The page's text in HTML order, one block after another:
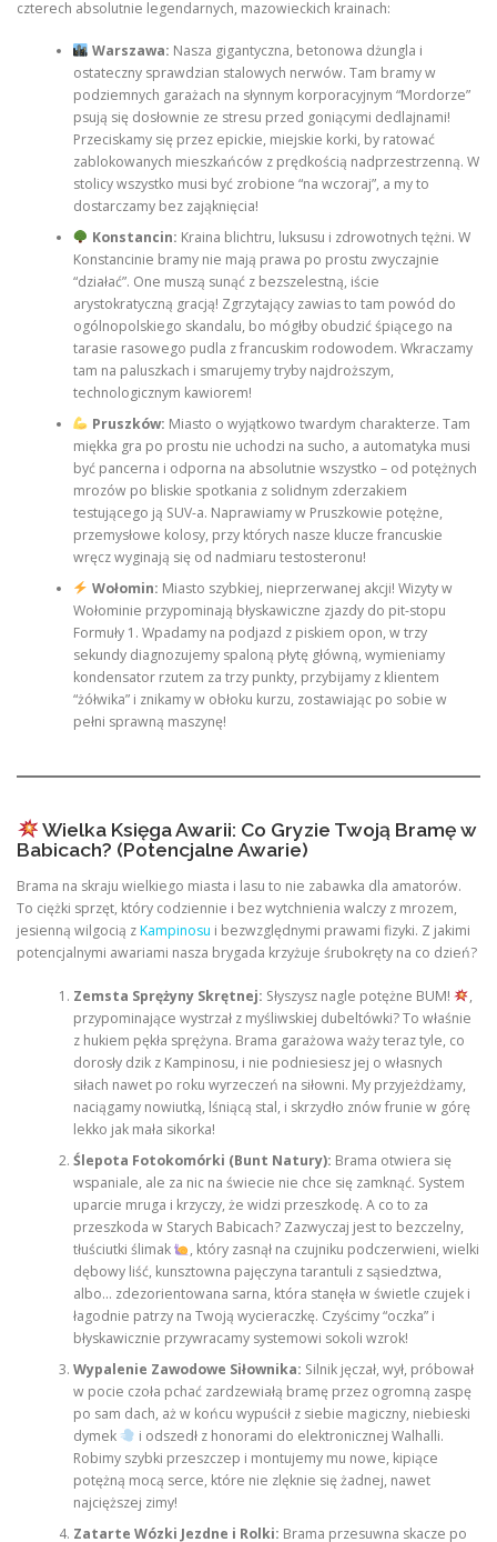
czterech absolutnie legendarnych, mazowieckich krainach:
Warszawa: Nasza gigantyczna, betonowa dżungla i
ostateczny sprawdzian stalowych nerwów. Tam bramy w
podziemnych garażach na słynnym korporacyjnym “Mordorze”
psują się dosłownie ze stresu przed goniącymi dedlajnami!
Przeciskamy się przez epickie, miejskie korki, by ratować
zablokowanych mieszkańców z prędkością nadprzestrzenną. W
stolicy wszystko musi być zrobione “na wczoraj”, a my to
dostarczamy bez zająknięcia!
Konstancin: Kraina blichtru, luksusu i zdrowotnych tężni. W
Konstancinie bramy nie mają prawa po prostu zwyczajnie
“działać”. One muszą sunąć z bezszelestną, iście
arystokratyczną gracją! Zgrzytający zawias to tam powód do
ogólnopolskiego skandalu, bo mógłby obudzić śpiącego na
tarasie rasowego pudla z francuskim rodowodem. Wkraczamy
tam na paluszkach i smarujemy tryby najdroższym,
technologicznym kawiorem!
Pruszków: Miasto o wyjątkowo twardym charakterze. Tam
miękka gra po prostu nie uchodzi na sucho, a automatyka musi
być pancerna i odporna na absolutnie wszystko – od potężnych
mrozów po bliskie spotkania z solidnym zderzakiem
testującego ją SUV-a. Naprawiamy w Pruszkowie potężne,
przemysłowe kolosy, przy których nasze klucze francuskie
wręcz wyginają się od nadmiaru testosteronu!
Wołomin: Miasto szybkiej, nieprzerwanej akcji! Wizyty w
Wołominie przypominają błyskawiczne zjazdy do pit-stopu
Formuły 1. Wpadamy na podjazd z piskiem opon, w trzy
sekundy diagnozujemy spaloną płytę główną, wymieniamy
kondensator rzutem za trzy punkty, przybijamy z klientem
“żółwika” i znikamy w obłoku kurzu, zostawiając po sobie w
pełni sprawną maszynę!
Wielka Księga Awarii: Co Gryzie Twoją Bramę w
Babicach? (Potencjalne Awarie)
Brama na skraju wielkiego miasta i lasu to nie zabawka dla amatorów.
To ciężki sprzęt, który codziennie i bez wytchnienia walczy z mrozem,
jesienną wilgocią zKampinosu i bezwzględnymi prawami fizyki. Z jakimi
potencjalnymi awariami nasza brygada krzyżuje śrubokręty na co dzień?
Zemsta Sprężyny Skrętnej: Słyszysz nagle potężne BUM!
,
przypominające wystrzał z myśliwskiej dubeltówki? To właśnie
z hukiem pękła sprężyna. Brama garażowa waży teraz tyle, co
dorosły dzik z Kampinosu, i nie podniesiesz jej o własnych
siłach nawet po roku wyrzeczeń na siłowni. My przyjeżdżamy,
naciągamy nowiutką, lśniącą stal, i skrzydło znów frunie w górę
lekko jak mała sikorka!
Ślepota Fotokomórki (Bunt Natury): Brama otwiera się
wspaniale, ale za nic na świecie nie chce się zamknąć. System
uparcie mruga i krzyczy, że widzi przeszkodę. A co to za
przeszkoda w Starych Babicach? Zazwyczaj jest to bezczelny,
tłuściutki ślimak
, który zasnął na czujniku podczerwieni, wielki
dębowy liść, kunsztowna pajęczyna tarantuli z sąsiedztwa,
albo… zdezorientowana sarna, która stanęła w świetle czujek i
łagodnie patrzy na Twoją wycieraczkę. Czyścimy “oczka” i
błyskawicznie przywracamy systemowi sokoli wzrok!
Wypalenie Zawodowe Siłownika: Silnik jęczał, wył, próbował
w pocie czoła pchać zardzewiałą bramę przez ogromną zaspę
po sam dach, aż w końcu wypuścił z siebie magiczny, niebieski
dymek
i odszedł z honorami do elektronicznej Walhalli.
Robimy szybki przeszczep i montujemy mu nowe, kipiące
potężną mocą serce, które nie zlęknie się żadnej, nawet
najcięższej zimy!
Zatarte Wózki Jezdne i Rolki: Brama przesuwna skacze po